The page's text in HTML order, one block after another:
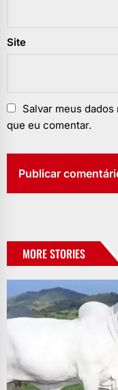
Site
Salvar meus
que eu comentar.
MORE STORIES